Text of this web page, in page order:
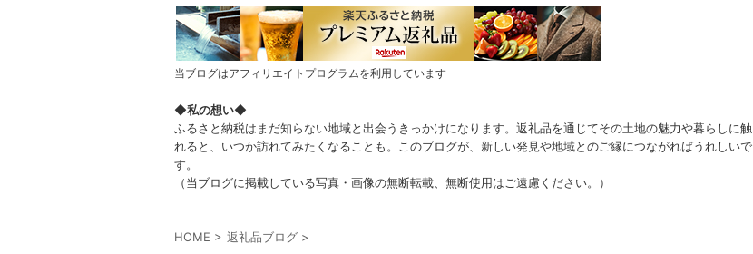
当ブログはアフィリエイトプログラムを利用しています
◆私の想い◆
ふるさと納税はまだ知らない地域と出会うきっかけになります。返礼品を通じてその土地の魅力や暮らしに触
れると、いつか訪れてみたくなることも。このブログが、新しい発見や地域とのご縁につながればうれしいで
す。
（当ブログに掲載している写真・画像の無断転載、無断使用はご遠慮ください。）
HOME > 返礼品ブログ >